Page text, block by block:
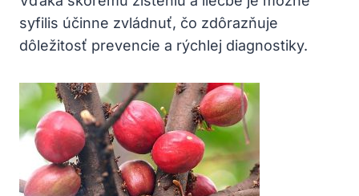
syfilis účinne zvládnuť, čo ​zdôrazňuje
dôležitosť⁤ prevencie a rýchlej ⁤diagnostiky.